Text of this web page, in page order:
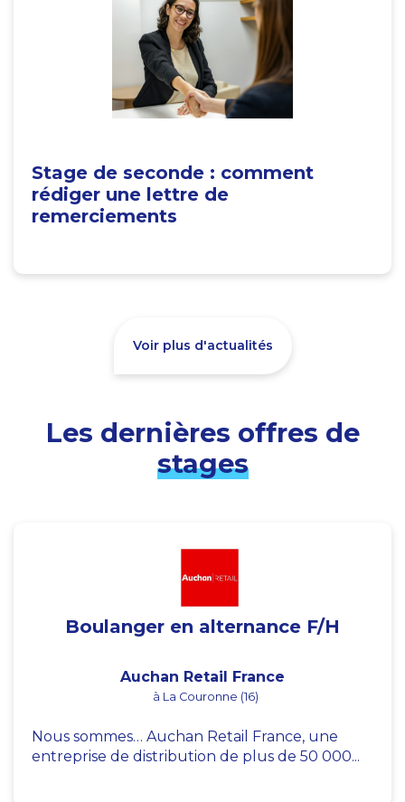
Stage de seconde : comment
rédiger une lettre de
remerciements
Voir plus d'actualités
Les dernières offres de
stages
Boulanger en alternance F/H
Auchan Retail France
à La Couronne (16)
Nous sommes… Auchan Retail France, une
entreprise de distribution de plus de 50 000...